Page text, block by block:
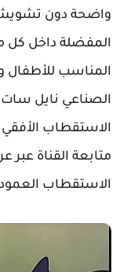
واضحة دون تشويش
المفضلة داخل كل
المناسب للأطفال
الاستقطاب